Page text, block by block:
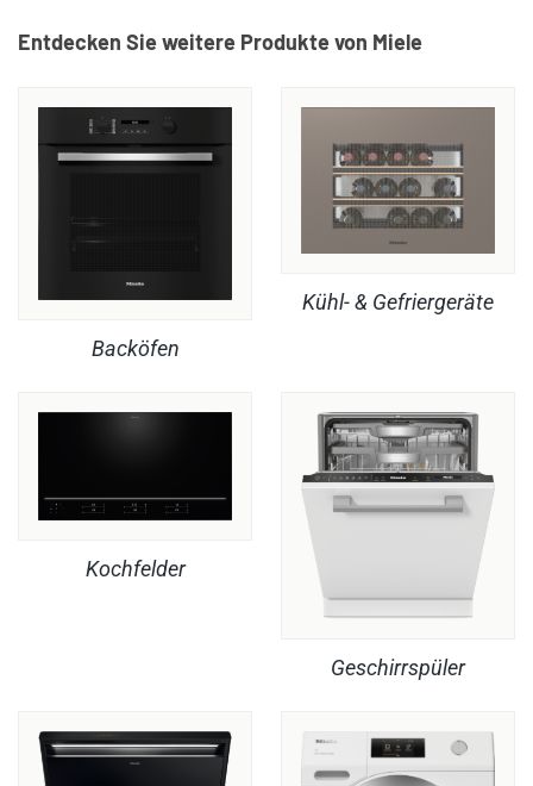
Entdecken Sie weitere Produkte von Miele
Backöfen
Kühl- & Gefriergeräte
Kochfelder
Geschirrspüler